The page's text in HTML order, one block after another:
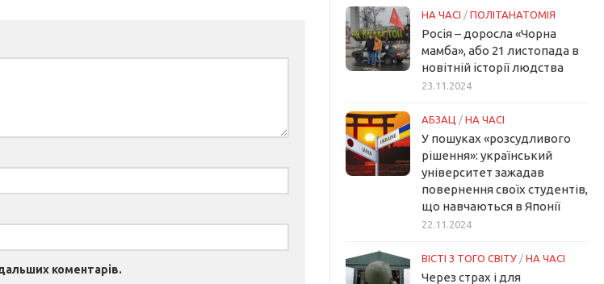
коментарів.
НА ЧАСІ / ПОЛІТАНАТОМІЯ
Росія – доросла «Чорна
мамба», або 21 листопада в
новітній історії людства
23.11.2024
АБЗАЦ / НА ЧАСІ
У пошуках «розсудливого
рішення»: український
університет зажадав
повернення своїх студентів,
що навчаються в Японії
22.11.2024
ВІСТІ З ТОГО СВІТУ / НА ЧАСІ
Через страх і для